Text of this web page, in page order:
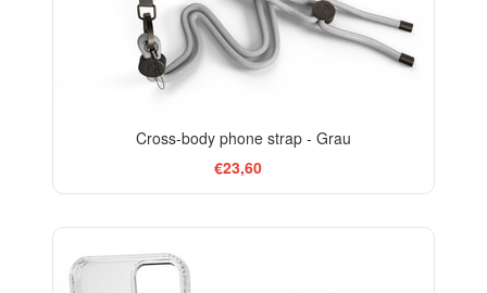
Cross-body phone strap - Grau
€23,60